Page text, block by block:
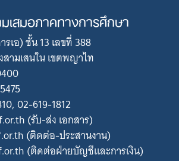
เสมอภาคทางการศึกษา
เอ) ชั้น 13 เลขที่ 388
ามเสนใน เขตพญาไท
02-619-1812
(รับ-ส่ง เอกสาร)
(ติดต่อ-ประสานงาน)
(ติดต่อฝ่ายบัญชีและการเงิน)